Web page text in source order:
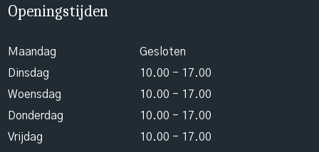
Openingstijden
Maandag
Gesloten
Dinsdag
10.00 - 17.00
Woensdag
10.00 - 17.00
Donderdag
10.00 - 17.00
Vrijdag
10.00 - 17.00